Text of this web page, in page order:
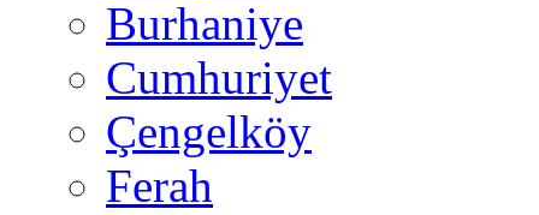
Burhaniye
Cumhuriyet
Çengelköy
Ferah